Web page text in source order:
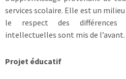
services scolaire. Elle est un
le respect des différences
intellectuelles sont mis de l’avant.
Projet éducatif